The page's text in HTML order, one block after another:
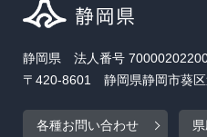
静岡県 法人番号
〒420-8601 静岡県静岡市葵
各種お問い合わせ